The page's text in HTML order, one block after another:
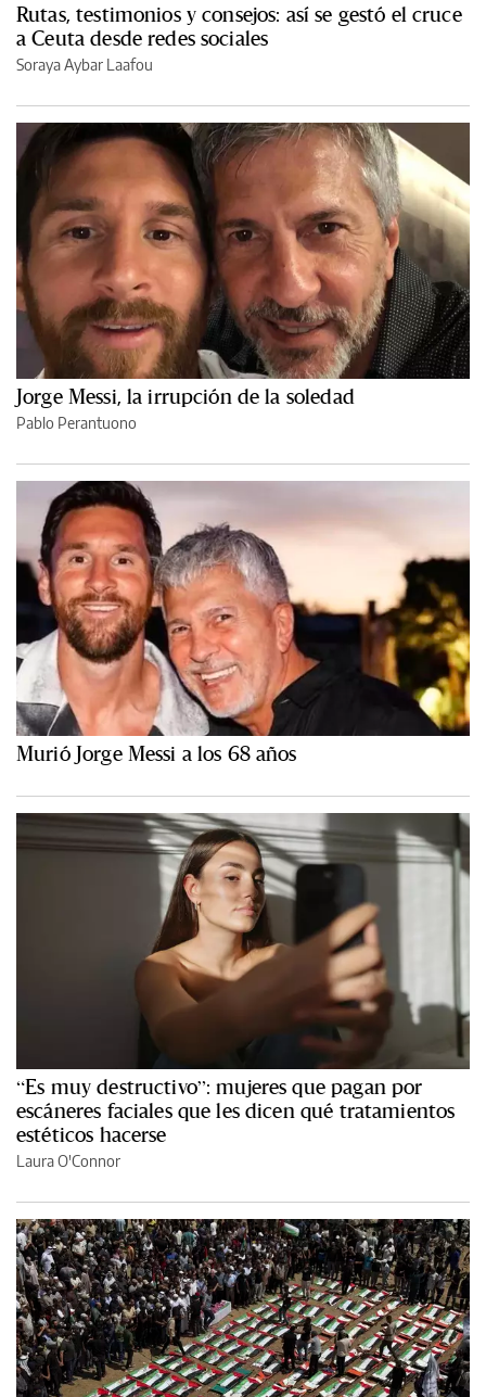
Rutas, testimonios y consejos: así se gestó el cruce
a Ceuta desde redes sociales
Soraya Aybar Laafou
Jorge Messi, la irrupción de la soledad
Pablo Perantuono
Murió Jorge Messi a los 68 años
“Es muy destructivo”: mujeres que pagan por
escáneres faciales que les dicen qué tratamientos
estéticos hacerse
Laura O'Connor